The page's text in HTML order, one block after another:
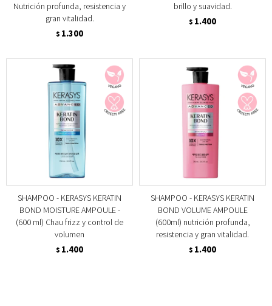
Nutrición profunda, resistencia y
gran vitalidad.
$ 1.300
brillo y suavidad.
$ 1.400
SHAMPOO - KERASYS KERATIN
BOND MOISTURE AMPOULE -
(600 ml) Chau frizz y control de
volumen
$ 1.400
SHAMPOO - KERASYS KERATIN
BOND VOLUME AMPOULE
(600ml) nutrición profunda,
resistencia y gran vitalidad.
$ 1.400